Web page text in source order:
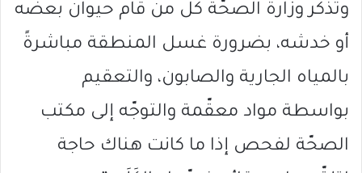
وتذكّر وزارة الصحّة كل من قام حيوان بعضّه
أو خدشه، بضرورة غسل المنطقة مباشرةً
بالمياه الجارية والصابون، والتعقيم
بواسطة مواد معقّمة والتوجّه إلى مكتب
الصحّة لفحص إذا ما كانت هناك حاجة